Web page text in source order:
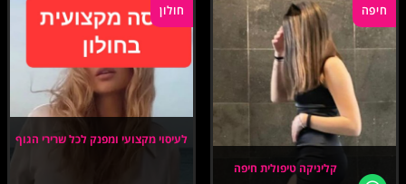
חיפה
קליניקה טיפולית חיפה
חולון
לעיסוי מקצועי ומפנק לכל שרירי הגוף